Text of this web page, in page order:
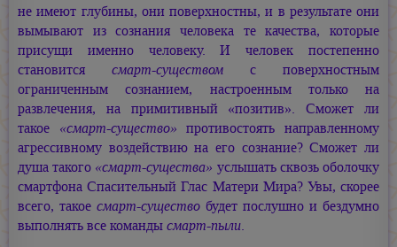
не имеют глубины, они поверхностны, и в результате они
вымывают из сознания человека те качества, которые
присущи именно человеку. И человек постепенно
становится смарт-существом с поверхностным
ограниченным сознанием, настроенным только на
развлечения, на примитивный «позитив». Сможет ли
такое «смарт-существо» противостоять направленному
агрессивному воздействию на его сознание? Сможет ли
душа такого «смарт-существа» услышать сквозь оболочку
смартфона Спасительный Глас Матери Мира? Увы, скорее
всего, такое смарт-существо будет послушно и бездумно
выполнять все командысмарт-пыли.